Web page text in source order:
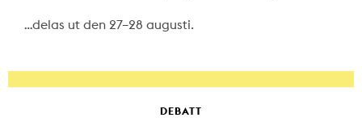
…delas ut den 27–28 augusti.
DEBATT